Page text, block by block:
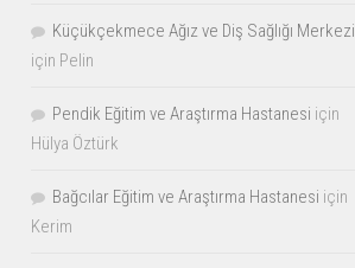
Küçükçekmece Ağız ve Diş Sağlığı Merkezi
için Pelin
Pendik Eğitim ve Araştırma Hastanesi için
Hülya Öztürk
Bağcılar Eğitim ve Araştırma Hastanesi için
Kerim